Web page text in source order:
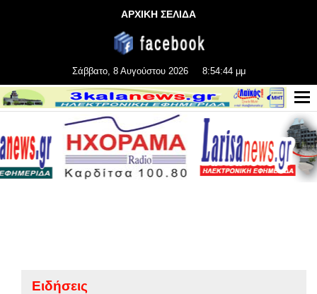
ΑΡΧΙΚΗ ΣΕΛΙΔΑ
Σάββατο, 8 Αυγούστου 2026 8:54:44 μμ
Ειδήσεις